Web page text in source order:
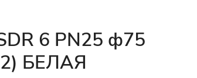
6 PN25 ф75
БЕЛАЯ